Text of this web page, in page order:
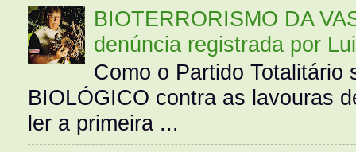
BIOTERRORISMO DA
denúncia registrada por
Como o Partido Totalitário
BIOLÓGICO contra as lavouras
ler a primeira ...